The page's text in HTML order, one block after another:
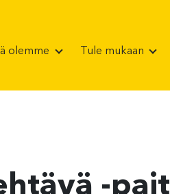
olemme Tule mukaan
-